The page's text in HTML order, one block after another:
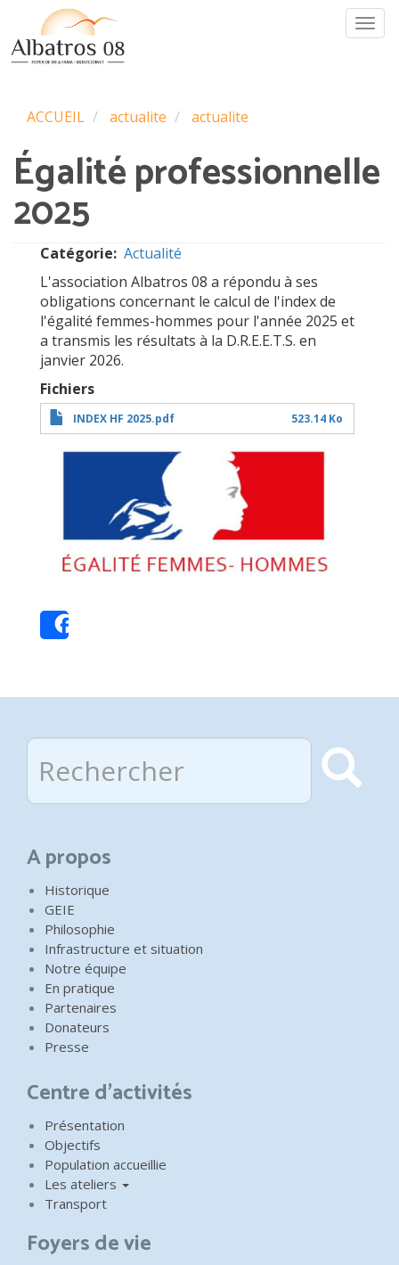
contenu
principal
ACCUEIL actualite actualite
Égalité professionnelle
2025
Catégorie Actualité
L'association Albatros 08 a répondu à ses
obligations concernant le calcul de l'index de
l'égalité femmes-hommes pour l'année 2025 et
a transmis les résultats à la D.R.E.E.T.S. en
janvier 2026.
Fichiers
File
INDEX HF 2025.pdf 523.14 Ko
femmes-
hommes.jpg
Rechercher
A propos
Historique
GEIE
Philosophie
Infrastructure et situation
Notre équipe
En pratique
Partenaires
Donateurs
Presse
Centre d'activités
Présentation
Objectifs
Population accueillie
Les ateliers
Transport
Foyers de vie